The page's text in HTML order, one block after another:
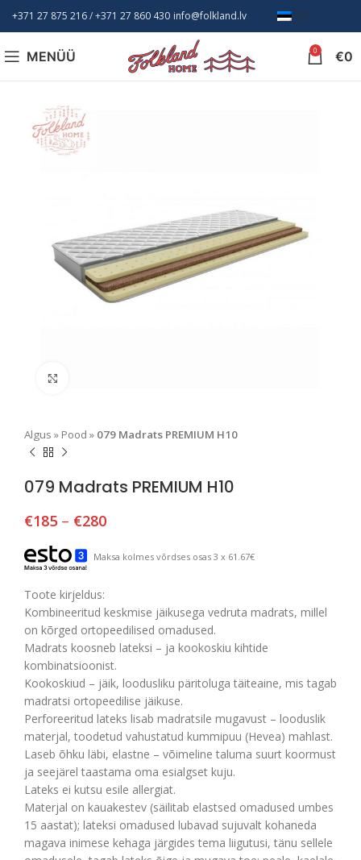
+371 27 875 216/ +371 27 860 430 info@folkland.lv ET
MENÜÜ 0 €0
Algus » Pood » 079 Madrats PREMIUM H10
079 Madrats PREMIUM H10
€185– €280
Maksa kolmes võrdses osas 3 x 61.67€
Toote kirjeldus:
Kombineeritud keskmise jäikusega vedruta madrats, millel
on kõrged ortopeedilised omadused.
Madrats koosneb lateksi – ja kookoskiu kihtide
kombinatsioonist.
Kookoskiud – jäik, loodusliku päritoluga täiteaine, mis tagab
madratsi ortopeedilise jäikuse.
Perforeeritud lateks lisab madratsile mugavust – looduslik
materjal, toodetud vahustatud kummipuu (Hevea) mahlast.
Laseb õhku läbi, elastne – võimeline taluma suurt koormust
ja seejärel taastama oma esialgset kuju.
Lateks ei kutsu esile allergiat.
Materjal on kauakestev (säilitab elastsed omadused umbes
15 aastat); lateksi omadused lubavad sujuvalt kohaneda
magava inimese kehaga järgides tema liigutusi, tänu sellele